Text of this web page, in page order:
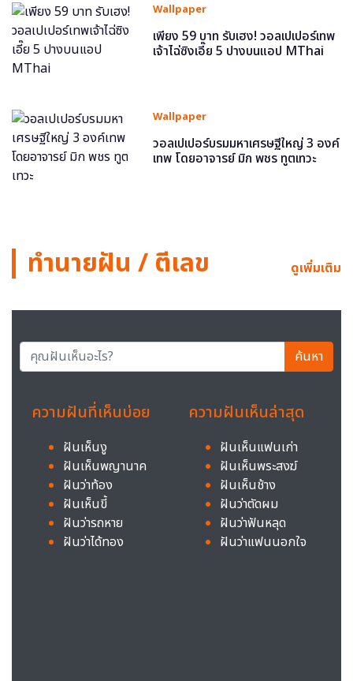
Wallpaper
เพียง 59 บาท รับเฮง! วอลเปเปอร์เทพ
เจ้าไฉ่ซิงเอี๊ย 5 ปางบนแอป MThai
Wallpaper
วอลเปเปอร์บรมมหาเศรษฐีใหญ่ 3 องค์
เทพ โดยอาจารย์ มิก พชร ทูตเทวะ
ทำนายฝัน / ตีเลข ดูเพิ่มเติม
ค้นหา
ความฝันที่เห็นบ่อย
ฝันเห็นงู
ฝันเห็นพญานาค
ฝันว่าท้อง
ฝันเห็นขี้
ฝันว่ารถหาย
ฝันว่าได้ทอง
ความฝันเห็นล่าสุด
ฝันเห็นแฟนเก่า
ฝันเห็นพระสงฆ์
ฝันเห็นช้าง
ฝันว่าตัดผม
ฝันว่าฟันหลุด
ฝันว่าแฟนนอกใจ